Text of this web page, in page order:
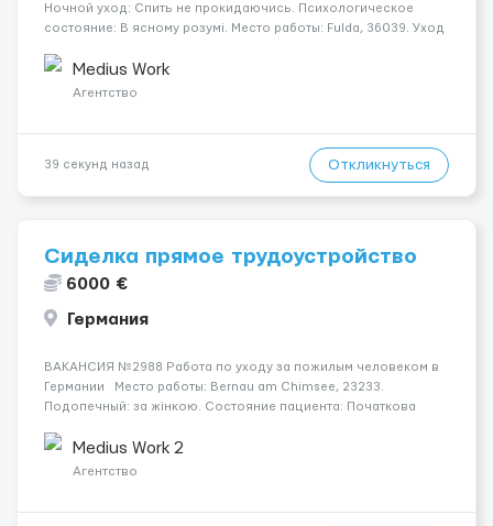
Ночной уход: Спить не прокидаючись. Психологическое
состояние: В ясному розумі. Место работы: Fulda, 36039. Уход
Мобильность пациента: Мобільний. Условия и...
Medius Work
Агентство
39 секунд назад Откликнуться
Сиделка прямое трудоустройство
6000 €
Германия
ВАКАНСИЯ №2988 Работа по уходу за пожилым человеком в
Германии Место работы: Bernau am Chimsee, 23233.
Подопечный: за жінкою. Состояние пациента: Початкова
сидіти є). Ночной уход: Спить не прокидаючись. ...
Medius Work 2
Агентство